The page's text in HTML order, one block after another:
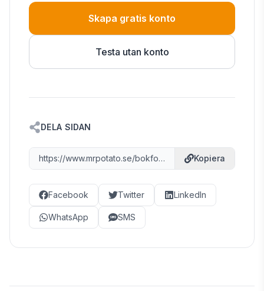
Skapa gratis konto
Testa utan konto
DELA SIDAN
https://www.mrpotato.se/bokfora-konton/7010 Kopiera
Facebook Twitter LinkedIn
WhatsApp SMS